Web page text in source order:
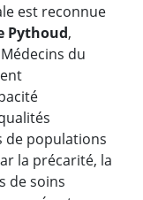
est reconnue
Pythoud,
du
de populations
la précarité, la
de soins